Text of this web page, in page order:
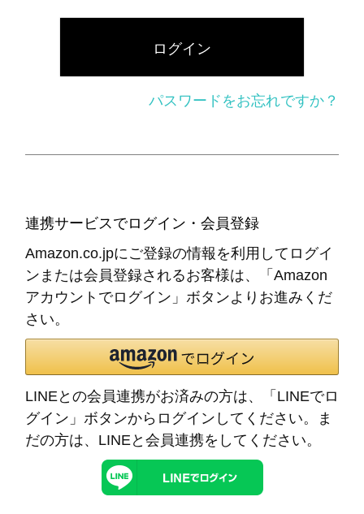
ログイン
パスワードをお忘れですか？
連携サービスでログイン・会員登録
Amazon.co.jpにご登録の情報を利用してログイ
ンまたは会員登録されるお客様は、「Amazon
アカウントでログイン」ボタンよりお進みくだ
さい。
LINEとの会員連携がお済みの方は、「LINEでロ
グイン」ボタンからログインしてください。ま
だの方は、 LINEと会員連携をしてください。